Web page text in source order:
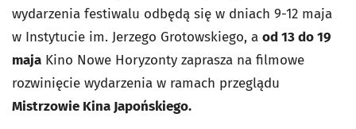
wydarzenia festiwalu odbędą się w dniach 9-12 maja
w Instytucie im. Jerzego Grotowskiego, a od 13 do 19
maja Kino Nowe Horyzonty zaprasza na filmowe
rozwinięcie wydarzenia w ramach przeglądu
Mistrzowie Kina Japońskiego.